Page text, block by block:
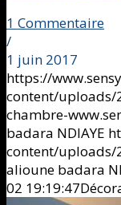
1 Commentaire
/
1 juin 2017
https://
content/uploads/
chambre-
badara NDIAYE
content/uploads/
alioune badara
02 19:19:47